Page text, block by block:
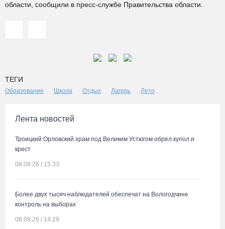
области, сообщили в пресс-службе Правительства области.
ТЕГИ
Образование Школа Отдых Лагерь Лето
Лента новостей
Троицкий Орловский храм под Великим Устюгом обрел купол и
крест
08.08.26 / 15:33
Более двух тысяч наблюдателей обеспечат на Вологодчине
контроль на выборах
08.08.26 / 14:29